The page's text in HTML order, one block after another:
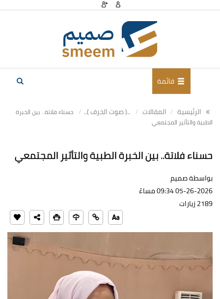
قائمة
الرئيسية المقالات ..( صوت الحرف )..
حسناء فلاتة.. بين الخبرة
الطبية والتأثير المجتمعي
حسناء فلاتة.. بين الخبرة الطبية والتأثير المجتمعي
بواسطة صميم
05-26-2026 09:34 مساءً
2189 زيارات